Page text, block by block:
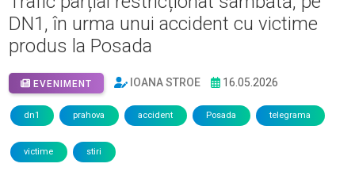
DN1, în urma unui accident cu victime
produs la Posada
EVENIMENT IOANA STROE 16.05.2026
dn1 prahova accident Posada telegrama
victime stiri